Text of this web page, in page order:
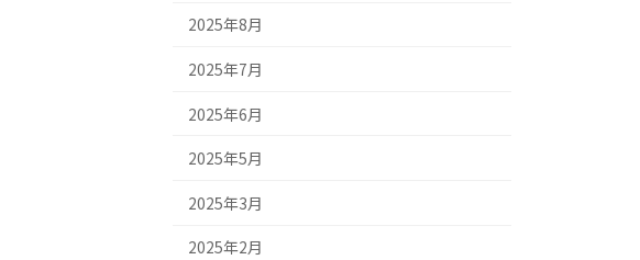
2025年8月
2025年7月
2025年6月
2025年5月
2025年3月
2025年2月